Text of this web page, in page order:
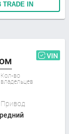
TRADE IN
VIN
Кол-во
владельцев
Привод